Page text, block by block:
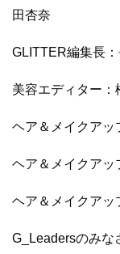
田杏奈
GLITTER編集長
美容エディター：
ヘア＆メイクアッ
ヘア＆メイクアッ
ヘア＆メイクアッ
G_Leadersのみな